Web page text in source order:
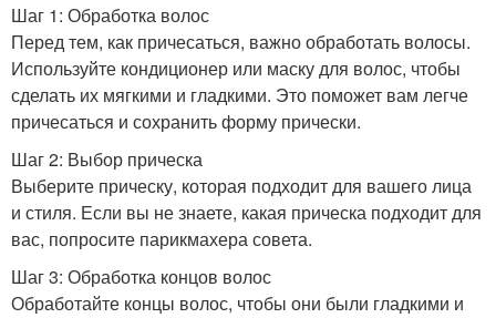
Шаг 1: Обработка волос
Перед тем, как причесаться, важно обработать волосы.
Используйте кондиционер или маску для волос, чтобы
сделать их мягкими и гладкими. Это поможет вам легче
причесаться и сохранить форму прически.
Шаг 2: Выбор прическа
Выберите прическу, которая подходит для вашего лица
и стиля. Если вы не знаете, какая прическа подходит для
вас, попросите парикмахера совета.
Шаг 3: Обработка концов волос
Обработайте концы волос, чтобы они были гладкими и